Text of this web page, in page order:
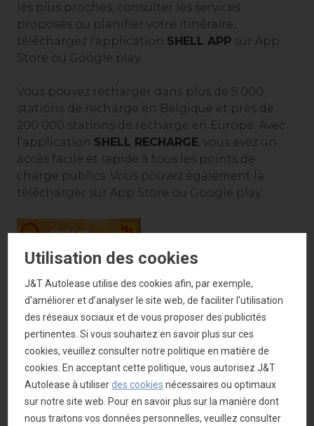
les plus proches, consulter les services
proposés ou planifier votre itinéraire,
téléchargez l'application SHELL APP sur App
Store ou Google play.
Vous pouvez recharger dans plus de 9 000
stations de recharge en Belgique et près de
200 000 stations de recharge en Europe. Avec
l'application SHELL RECHARGE, vous avez un
accès facile et rapide à tous les points de
charge publics. Vous pouvez également la
télécharger sur App Store ou Google play.
Network Fleet Card
Grâce à cette carte, vous pouvez faire le plein
dans toutes les stations-serviceShell, Q8, Esso,
TotalEnergies et DATS24. Cela représente plus
de 2.000 stations-service en Belgique et de plus
de 25.000 dans toute l'Europe.
Utilisation des cookies
J&T Autolease utilise des cookies afin, par exemple,
d'améliorer et d’analyser le site web, de faciliter l'utilisation
des réseaux sociaux et de vous proposer des publicités
pertinentes. Si vous souhaitez en savoir plus sur ces
cookies, veuillez consulter notre politique en matière de
cookies. En acceptant cette politique, vous autorisez J&T
Autolease à utiliserdes cookies nécessaires ou optimaux
sur notre site web. Pour en savoir plus sur la manière dont
nous traitons vos données personnelles, veuillez consulter